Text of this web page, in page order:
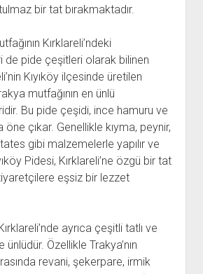
bir tat bırakmaktadır.
Kırklareli’ndeki
de pide çeşitleri olarak bilinen
Kıyıköy ilçesinde üretilen
mutfağının en ünlü
Bu pide çeşidi, ince hamuru ve
öne çıkar. Genellikle kıyma, peynir,
gibi malzemelerle yapılır ve
Pidesi, Kırklareli’ne özgü bir tat
eşsiz bir lezzet
ayrıca çeşitli tatlı ve
Özellikle Trakya’nın
revani, şekerpare, irmik